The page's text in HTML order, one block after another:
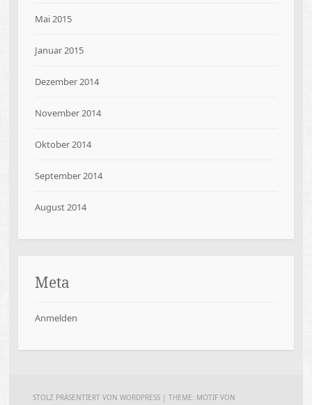
Mai 2015
Januar 2015
Dezember 2014
November 2014
Oktober 2014
September 2014
August 2014
Meta
Anmelden
STOLZ PRÄSENTIERT VON WORDPRESS |THEME: MOTIF VON